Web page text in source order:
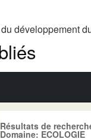
développement
Résultats de
Domaine: ECOLOGIE